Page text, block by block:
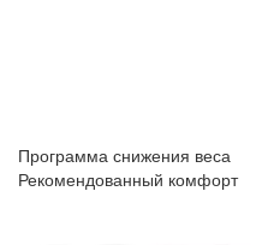
Программа снижения веса
Рекомендованный комфорт